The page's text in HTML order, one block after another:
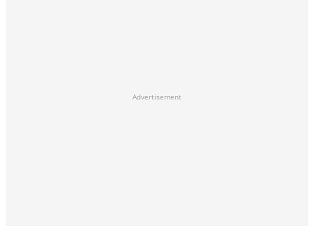
Advertisement